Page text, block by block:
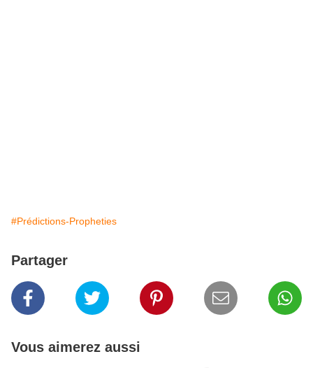
#Prédictions-Propheties
Partager
Vous aimerez aussi